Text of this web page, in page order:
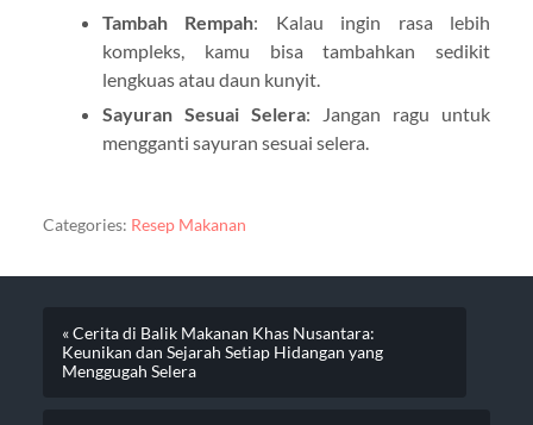
Tambah Rempah: Kalau ingin rasa lebih
kompleks, kamu bisa tambahkan sedikit
lengkuas atau daun kunyit.
Sayuran Sesuai Selera: Jangan ragu untuk
mengganti sayuran sesuai selera.
Categories: Resep Makanan
« Cerita di Balik Makanan Khas Nusantara:
Keunikan dan Sejarah Setiap Hidangan yang
Menggugah Selera